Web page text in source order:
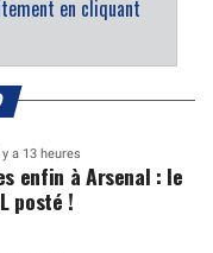
en cliquant
y a 13 heures
enfin à Arsenal : le
posté !